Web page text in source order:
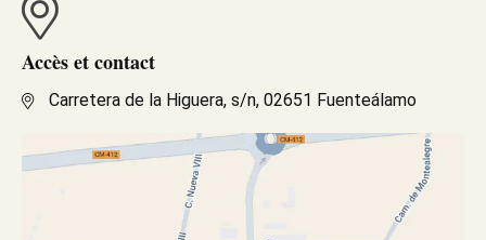
Accès et contact
Carretera de la Higuera, s/n, 02651 Fuenteálamo